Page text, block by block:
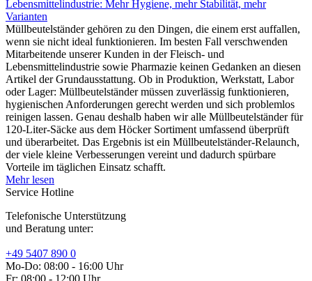
Müllbeutelständer gehören zu den Dingen, die einem erst auffallen,
wenn sie nicht ideal funktionieren. Im besten Fall verschwenden
Mitarbeitende unserer Kunden in der Fleisch- und
Lebensmittelindustrie sowie Pharmazie keinen Gedanken an diesen
Artikel der Grundausstattung. Ob in Produktion, Werkstatt, Labor
oder Lager: Müllbeutelständer müssen zuverlässig funktionieren,
hygienischen Anforderungen gerecht werden und sich problemlos
reinigen lassen. Genau deshalb haben wir alle Müllbeutelständer für
120-Liter-Säcke aus dem Höcker Sortiment umfassend überprüft
und überarbeitet. Das Ergebnis ist ein Müllbeutelständer-Relaunch,
der viele kleine Verbesserungen vereint und dadurch spürbare
Vorteile im täglichen Einsatz schafft.
Mehr lesen
Service Hotline
Telefonische Unterstützung
und Beratung unter:
+49 5407 890 0
Mo-Do: 08:00 - 16:00 Uhr
Fr: 08:00 - 12:00 Uhr